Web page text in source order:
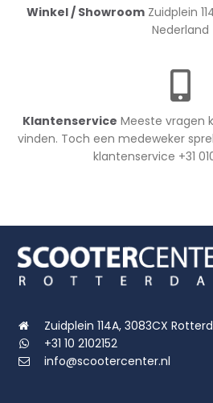
Winkel / Showroom Zuidplein
Nederland
Klantenservice Meeste vragen
vinden. Toch een medeweker
klantenservice +31
Zuidplein 114A, 3083CX
+31 10 2102152
info@scootercenter.nl